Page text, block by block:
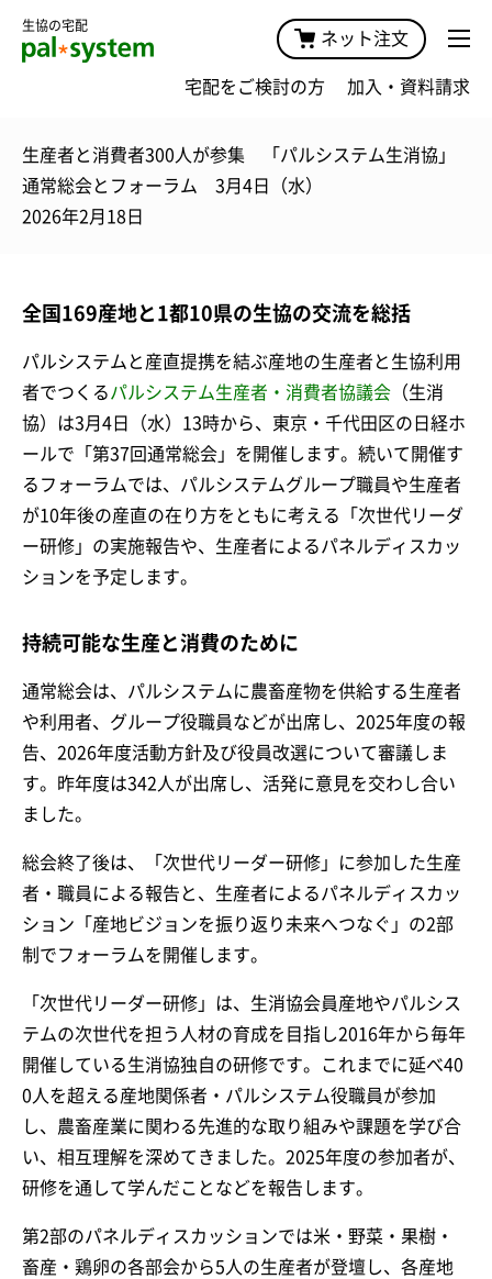
生協の宅配
ネット注文
宅配をご検討の方 加入・資料請求
生産者と消費者300人が参集 「パルシステム生消協」
通常総会とフォーラム 3月4日（水）
2026年2月18日
全国169産地と1都10県の生協の交流を総括
パルシステムと産直提携を結ぶ産地の生産者と生協利用
者でつくる パルシステム生産者・消費者協議会 （生消
協）は3月4日（水）13時から、東京・千代田区の日経ホ
ールで「第37回通常総会」を開催します。続いて開催す
るフォーラムでは、パルシステムグループ職員や生産者
が10年後の産直の在り方をともに考える「次世代リーダ
ー研修」の実施報告や、生産者によるパネルディスカッ
ションを予定します。
持続可能な生産と消費のために
通常総会は、パルシステムに農畜産物を供給する生産者
や利用者、グループ役職員などが出席し、2025年度の報
告、2026年度活動方針及び役員改選について審議しま
す。昨年度は342人が出席し、活発に意見を交わし合い
ました。
総会終了後は、「次世代リーダー研修」に参加した生産
者・職員による報告と、生産者によるパネルディスカッ
ション「産地ビジョンを振り返り未来へつなぐ」の2部
制でフォーラムを開催します。
「次世代リーダー研修」は、生消協会員産地やパルシス
テムの次世代を担う人材の育成を目指し2016年から毎年
開催している生消協独自の研修です。これまでに延べ40
0人を超える産地関係者・パルシステム役職員が参加
し、農畜産業に関わる先進的な取り組みや課題を学び合
い、相互理解を深めてきました。2025年度の参加者が、
研修を通して学んだことなどを報告します。
第2部のパネルディスカッションでは米・野菜・果樹・
畜産・鶏卵の各部会から5人の生産者が登壇し、各産地